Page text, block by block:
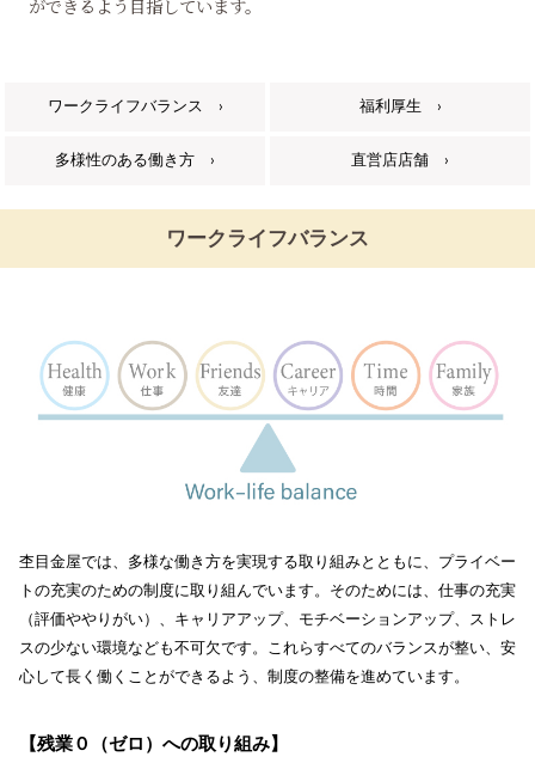
English
ができるよう目指しています。
ワークライフバランス › 福利厚生 ›
多様性のある働き方 › 直営店店舗 ›
ワークライフバランス
杢目金屋では、多様な働き方を実現する取り組みとともに、プライベー
トの充実のための制度に取り組んでいます。そのためには、仕事の充実
（評価ややりがい）、キャリアアップ、モチベーションアップ、ストレ
スの少ない環境なども不可欠です。これらすべてのバランスが整い、安
心して長く働くことができるよう、制度の整備を進めています。
【残業０（ゼロ）への取り組み】